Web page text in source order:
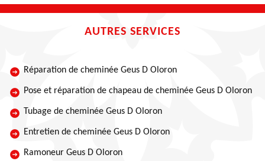
AUTRES SERVICES
Réparation de cheminée Geus D Oloron
Pose et réparation de chapeau de cheminée Geus D Oloron
Tubage de cheminée Geus D Oloron
Entretien de cheminée Geus D Oloron
Ramoneur Geus D Oloron